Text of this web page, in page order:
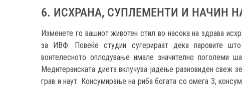
6. ИСХРАНА, СУПЛЕМЕНТИ И НАЧИН
Изменете го вашиот животен стил во насока на здрава
за ИВФ. Повеќе студии сугерираат дека паровите
вонтелесното оплодување имале значително поголеми
Медитеранската диета вклучува јадење разновиден свеж
грав и наут. Консумирање на риба богата со омега 3,